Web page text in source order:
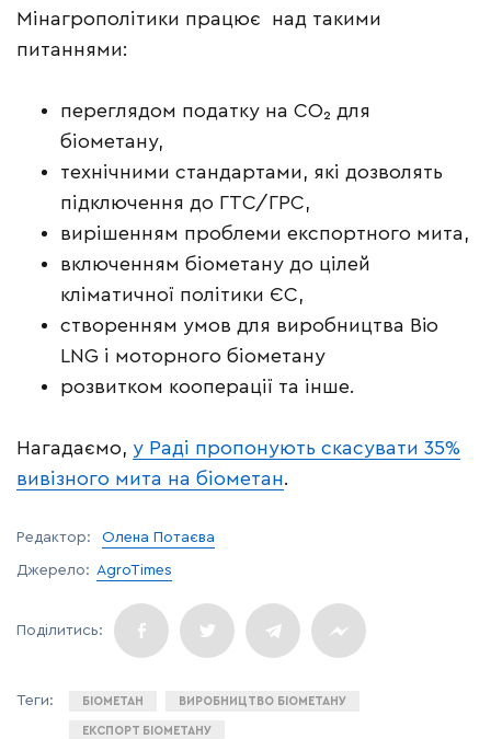
Мінагрополітики працює над такими
питаннями:
переглядом податку на CO₂ для
біометану,
технічними стандартами, які дозволять
підключення до ГТС/ГРС,
вирішенням проблеми експортного мита,
включенням біометану до цілей
кліматичної політики ЄС,
створенням умов для виробництва Bio
LNG і моторного біометану
розвитком кооперації та інше.
Нагадаємо, у Раді пропонують скасувати 35%
вивізного мита на біометан.
Редактор: Олена Потаєва
Джерело: AgroTimes
БІОМЕТАН ВИРОБНИЦТВО БІОМЕТАНУ
ЕКСПОРТ БІОМЕТАНУ